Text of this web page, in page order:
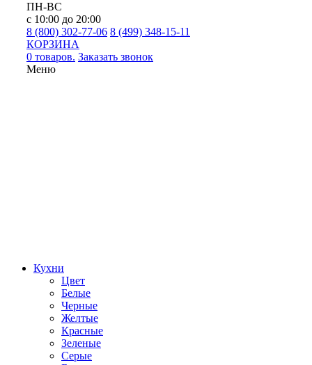
ПН-ВС
с 10:00 до 20:00
8 (800) 302-77-06 8 (499) 348-15-11
КОРЗИНА
0 товаров. Заказать звонок
Меню
Кухни
Цвет
Белые
Черные
Желтые
Красные
Зеленые
Серые